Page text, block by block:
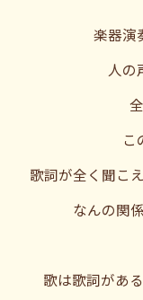
楽器演
人の
こ
歌詞が全く聞こ
なんの関
歌は歌詞があ